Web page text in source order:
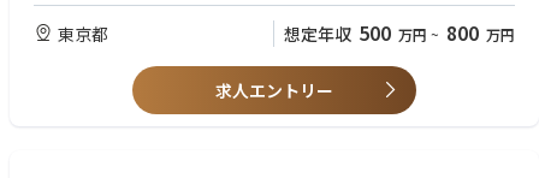
況、生産進捗を総合的に判断し、優先順位付けおよび生産計画への反映を
行う
・生産計画および資材供給と連動した受注充足状況の可視化およびモニタ
リングを行い、問題発生時には根本原因分析を実施し、適切な対策を推進
oint等）
・クロスファンクショナルな環境での業務経験、および社内外（国内外）
との良好な関係構築力
・課題を特定し、解決までチームをリードできるリーダーシップと問題解
東京都 想定年収 500 万円 ~ 800 万円
求人エントリー